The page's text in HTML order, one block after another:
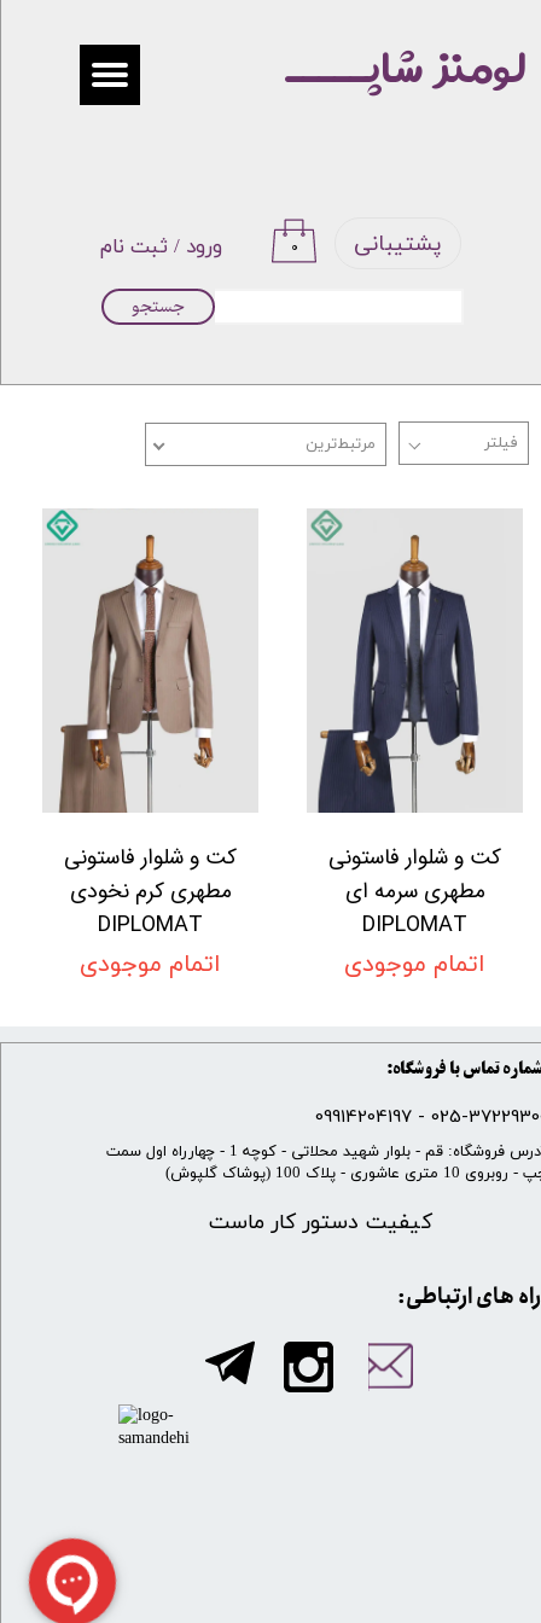
ورود / ثبت نام
حساب کاربری من
۰ پشتیبانی
جستجو
لومنز شاپـــــ
مرتبط‌ترین
کت و شلوار فاستونی
مطهری سرمه ای
DIPLOMAT
اتمام موجودی
کت و شلوار فاستونی
مطهری کرم نخودی
DIPLOMAT
اتمام موجودی
شماره تماس با فروشگاه:
025-37229300 -
کیفیت دستور کار ماست
​آدرس فروشگاه: قم - بلوار شهید محلاتی - کوچه 1 - چهارراه اول سمت
10 متری عاشوری - پلاک 100 (پوشاک گلپوش)
​​راه های ارتباطی: